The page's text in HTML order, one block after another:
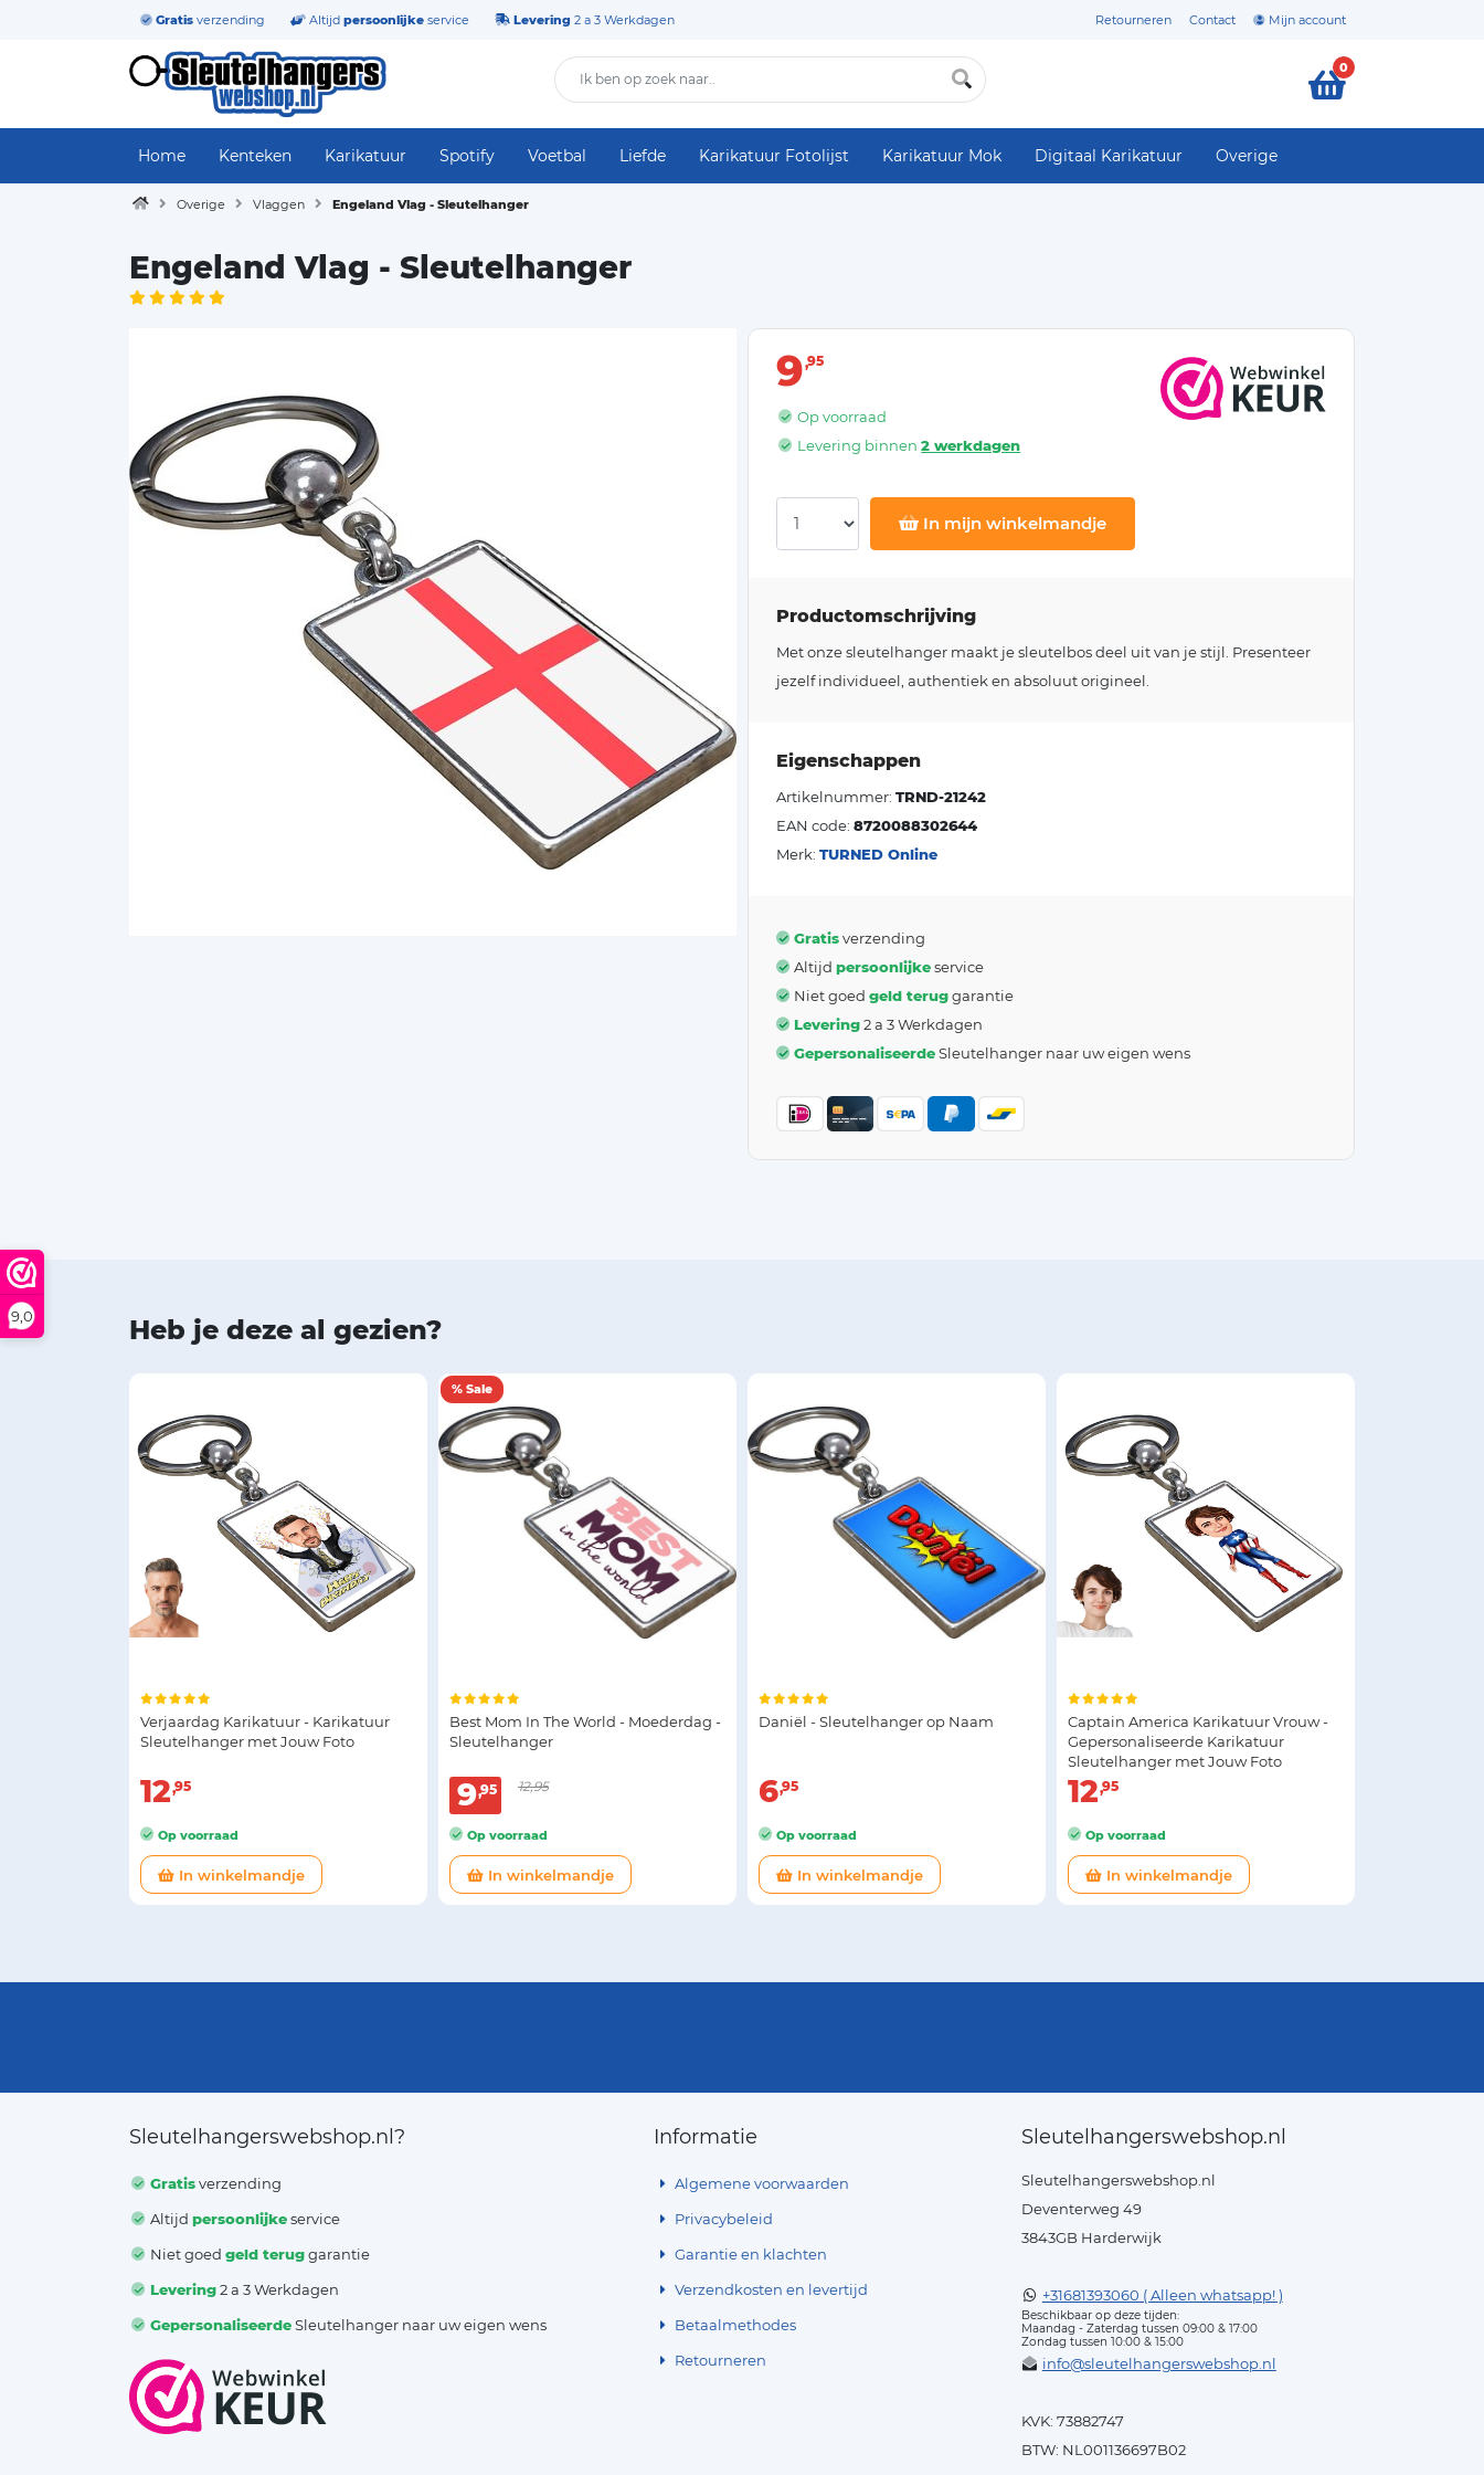
9,0
Gratis verzending Altijd persoonlijke service Levering 2 a 3 Werkdagen Retourneren Contact Mijn account
0
Home Kenteken Karikatuur Spotify Voetbal Liefde Karikatuur Fotolijst Karikatuur Mok Digitaal Karikatuur Overige
Overige Vlaggen Engeland Vlag - Sleutelhanger
Engeland Vlag - Sleutelhanger
9 95
Op voorraad
Levering binnen2 werkdagen
In mijn winkelmandje
Productomschrijving
Met onze sleutelhanger maakt je sleutelbos deel uit van je stijl. Presenteer
jezelf individueel, authentiek en absoluut origineel.
Eigenschappen
Artikelnummer: TRND-21242
EAN code: 8720088302644
Merk: TURNED Online
Gratisverzending
Altijd persoonlijkeservice
Niet goed geld teruggarantie
Levering2 a 3 Werkdagen
GepersonaliseerdeSleutelhanger naar uw eigen wens
Heb je deze al gezien?
Verjaardag Karikatuur - Karikatuur
Sleutelhanger met Jouw Foto
12 95
Op voorraad
In winkelmandje
% Sale
Best Mom In The World - Moederdag -
Sleutelhanger
9 95 12,95
Op voorraad
In winkelmandje
Daniël - Sleutelhanger op Naam
6 95
Op voorraad
In winkelmandje
Captain America Karikatuur Vrouw -
Gepersonaliseerde Karikatuur
Sleutelhanger met Jouw Foto
12 95
Op voorraad
In winkelmandje
Sleutelhangerswebshop.nl?
Gratisverzending
Altijdpersoonlijkeservice
Niet goedgeld teruggarantie
Levering2 a 3 Werkdagen
GepersonaliseerdeSleutelhanger naar uw eigen wens
Informatie
Algemene voorwaarden
Privacybeleid
Garantie en klachten
Verzendkosten en levertijd
Betaalmethodes
Retourneren
Sleutelhangerswebshop.nl
Sleutelhangerswebshop.nl
Deventerweg 49
3843GB Harderwijk
+31681393060 ( Alleen whatsapp! )
Beschikbaar op deze tijden:
Maandag - Zaterdag tussen 09:00 & 17:00
Zondag tussen 10:00 & 15:00
info@sleutelhangerswebshop.nl
KVK: 73882747
BTW: NL001136697B02